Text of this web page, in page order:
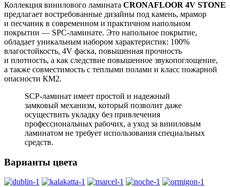
Коллекция винилового ламината CRONAFLOOR 4V STONE
предлагает востребованные дизайны под камень, мрамор
и песчаник в современном и практичном напольном
покрытии — SPC-ламинате. Это напольное покрытие,
обладает уникальным набором характеристик: 100%
влагостойкость, 4V фаска, повышенная прочность
и плотность, а как следствие повышенное звукопоглощение,
а также совместимость с теплыми полами и класс пожарной
опасности КМ2.
SCP-ламинат имеет простой и надежный
замковый механизм, который позволит даже
осуществить укладку без привлечения
профессиональных рабочих, а уход за виниловым
ламинатом не требует использования специальных
средств.
Варианты цвета